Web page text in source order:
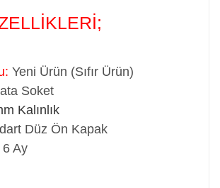
Yeni Ürün (Sıfır Ürün)
Soket
Kalınlık
Düz Ön Kapak
6 Ay